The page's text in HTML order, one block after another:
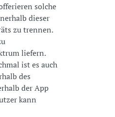
solche
dieser
zu trennen.
liefern.
ist es auch
des
der App
kann